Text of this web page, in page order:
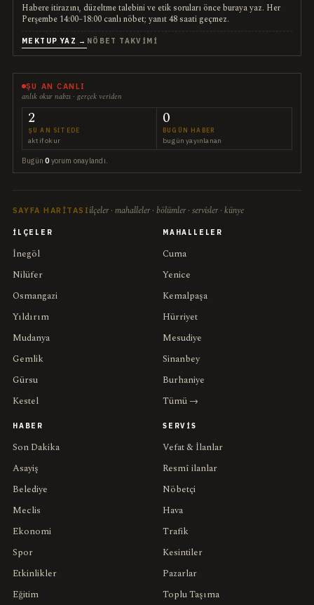
Habere itirazını, düzeltme talebini ve etik soruları önce buraya yaz. Her
Perşembe 14:00–18:00 canlı nöbet; yanıt 48 saati geçmez.
MEKTUP YAZ → NÖBET TAKVIMI
ŞU AN CANLI
anlık okur nabzı · gerçek veriden
2
ŞU AN SITEDE
aktif okur
0
BUGÜN HABER
bugün yayınlanan
Bugün0 yorum onaylandı.
SAYFA HARITASI ilçeler · mahalleler · bölümler · servisler · künye
İLÇELER
İnegöl
Nilüfer
Osmangazi
Yıldırım
Mudanya
Gemlik
Gürsu
Kestel
MAHALLELER
Cuma
Yenice
Kemalpaşa
Hürriyet
Mesudiye
Sinanbey
Burhaniye
Tümü →
HABER
Son Dakika
Asayiş
Belediye
Meclis
Ekonomi
Spor
Etkinlikler
Eğitim
SERVIS
Vefat & İlanlar
Resmî ilanlar
Nöbetçi
Hava
Trafik
Kesintiler
Pazarlar
Toplu Taşıma